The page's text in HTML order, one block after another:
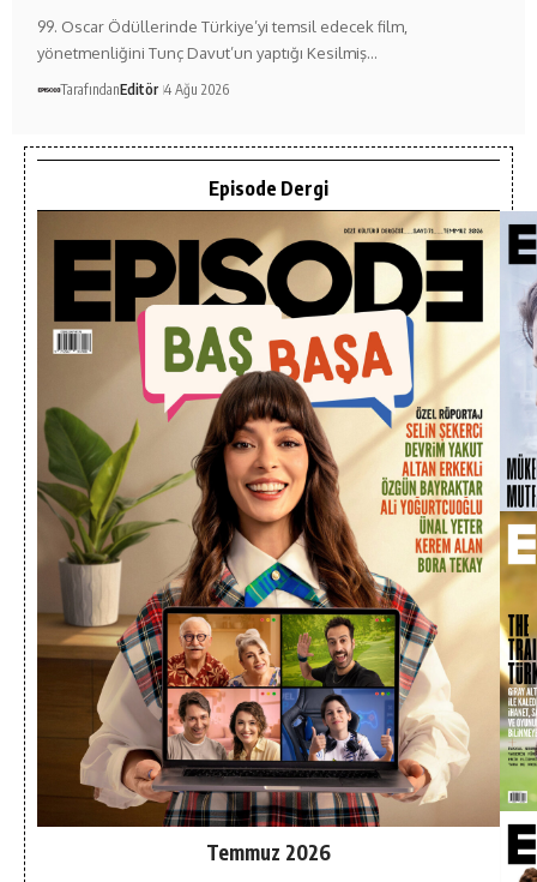
99. Oscar Ödüllerinde Türkiye’yi temsil edecek film,
yönetmenliğini Tunç Davut’un yaptığı Kesilmiş…
TarafındanEditör 4 Ağu 2026
Episode Dergi
Temmuz 2026